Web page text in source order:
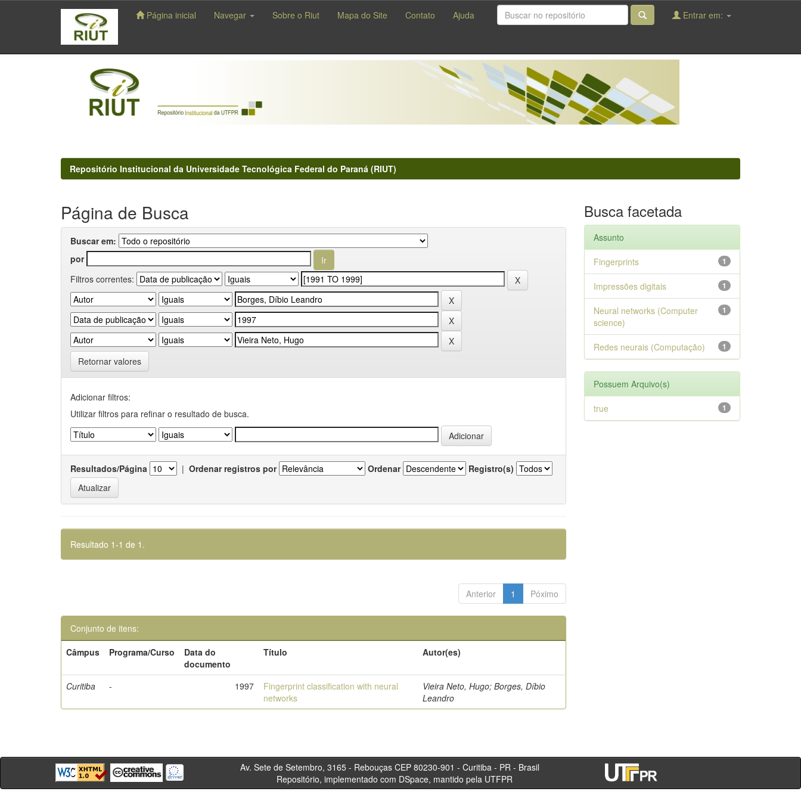
navigation
Página inicial Navegar Sobre o Riut Mapa do Site Contato Ajuda Entrar em:
Repositório Institucional da Universidade Tecnológica Federal do Paraná (RIUT)
Página de Busca
Buscar em:
por
Filtros correntes:
Retornar valores
Adicionar filtros:
Utilizar filtros para refinar o resultado de busca.
Resultados/Página | Ordenar registros por Ordenar Registro(s)
Resultado 1-1 de 1.
Anterior 1 Póximo
Conjunto de itens:
Câmpus
Programa/Curso
Data do
documento
Título Autor(es)
Curitiba - 1997
Fingerprint classification with neural
networks
Vieira Neto, Hugo; Borges, Díbio
Leandro
Busca facetada
Assunto
1
Fingerprints
1
Impressões digitais
1
Neural networks (Computer
science)
1
Redes neurais (Computação)
Possuem Arquivo(s)
1
true
Av. Sete de Setembro, 3165 - Rebouças CEP 80230-901 - Curitiba - PR - Brasil
Repositório, implementado com DSpace, mantido pela UTFPR